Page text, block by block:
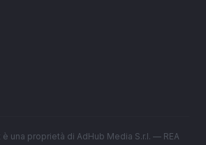
una proprietà di AdHub Media S.r.l. — REA